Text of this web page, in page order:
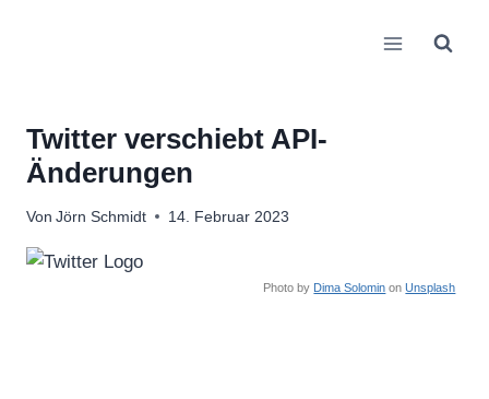
Twitter verschiebt API-
Änderungen
Von Jörn Schmidt 14. Februar 2023
Photo by Dima Solomin onUnsplash